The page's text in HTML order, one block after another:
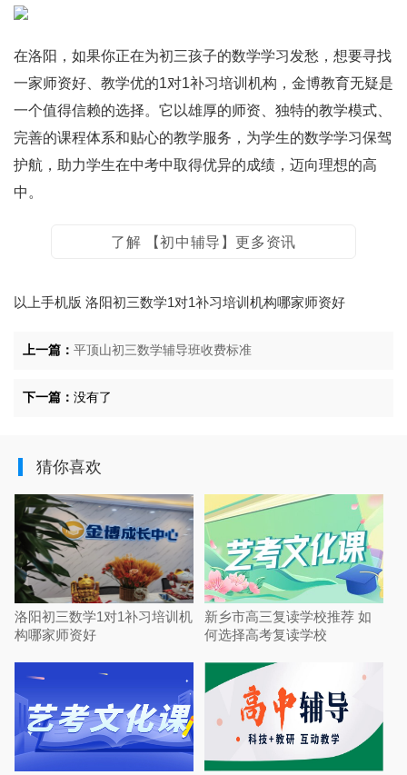
在洛阳，如果你正在为初三孩子的数学学习发愁，想要寻找
一家师资好、教学优的1对1补习培训机构，金博教育无疑是
一个值得信赖的选择。它以雄厚的师资、独特的教学模式、
完善的课程体系和贴心的教学服务，为学生的数学学习保驾
护航，助力学生在中考中取得优异的成绩，迈向理想的高
中。
了解 【初中辅导】更多资讯
以上手机版 洛阳初三数学1对1补习培训机构哪家师资好
上一篇： 平顶山初三数学辅导班收费标准
下一篇： 没有了
猜你喜欢
洛阳初三数学1对1补习培训机
构哪家师资好
新乡市高三复读学校推荐 如
何选择高考复读学校